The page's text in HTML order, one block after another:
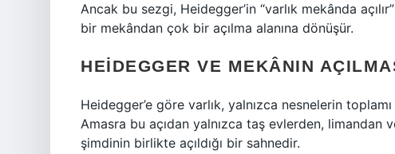
Ancak bu sezgi, Heidegger’in “varlık mekânda
bir mekândan çok bir açılma alanına dönüşür.
HEIDEGGER VE MEKÂNIN
Heidegger’e göre varlık, yalnızca nesnelerin
Amasra bu açıdan yalnızca taş evlerden,
şimdinin birlikte açıldığı bir sahnedir.